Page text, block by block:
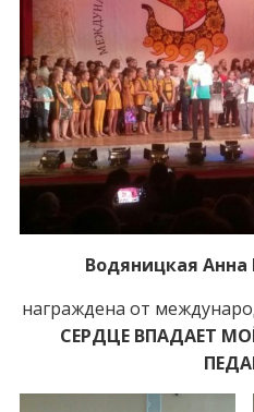
Водяницкая Анна
награждена от
СЕРДЦЕ ВПАДАЕТ